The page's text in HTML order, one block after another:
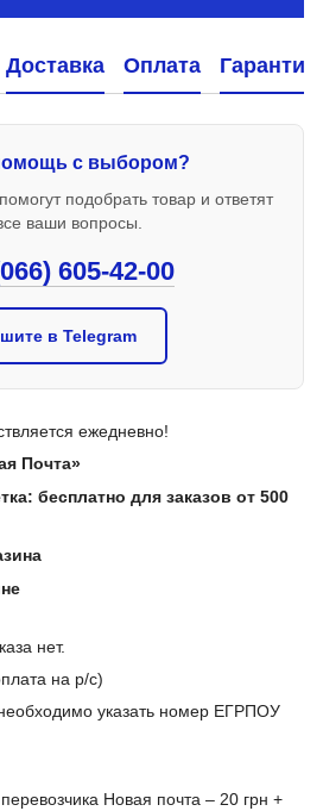
Доставка Оплата Гарантия
с выбором?
подобрать товар и ответят
ваши вопросы.
605-42-00
в Telegram
ежедневно!
Почта»
бесплатно для заказов от 500
нет.
на р/с)
указать номер ЕГРПОУ
Новая почта – 20 грн +